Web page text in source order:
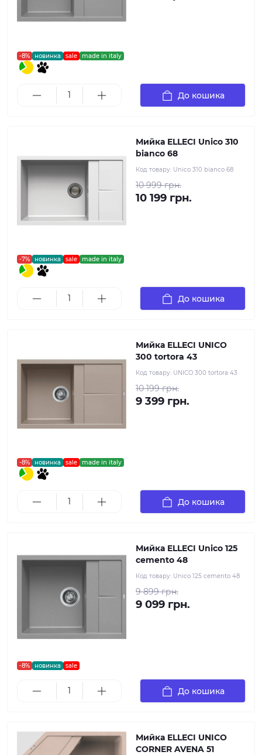
-8% новинка sale made in italy
До кошика
-7% новинка sale made in italy
Мийка ELLECI Unico 310
bianco 68
Код товару: Unico 310 bianco 68
10 999 грн.
10 199 грн.
До кошика
-8% новинка sale made in italy
Мийка ELLECI UNICO
300 tortora 43
Код товару: UNICO 300 tortora 43
10 199 грн.
9 399 грн.
До кошика
-8% новинка sale
Мийка ELLECI Unico 125
cemento 48
Код товару: Unico 125 cemento 48
9 899 грн.
9 099 грн.
До кошика
Мийка ELLECI UNICO
CORNER AVENA 51